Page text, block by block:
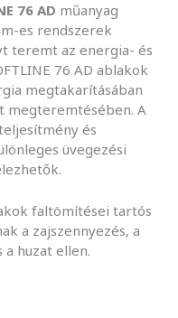
76 AD műanyag
es rendszerek
teremt az energia- és
76 AD ablakok
megtakarításában
megteremtésében. A
és
üvegezési
faltömítései tartós
a zajszennyezés, a
a huzat ellen.